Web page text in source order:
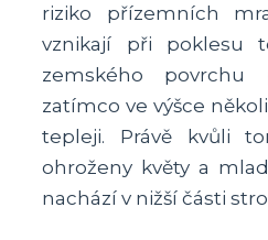
riziko přízemních
vznikají při poklesu
zemského
zatímco ve výšce
tepleji. Právě kvůli
ohroženy květy a
nachází v nižší části